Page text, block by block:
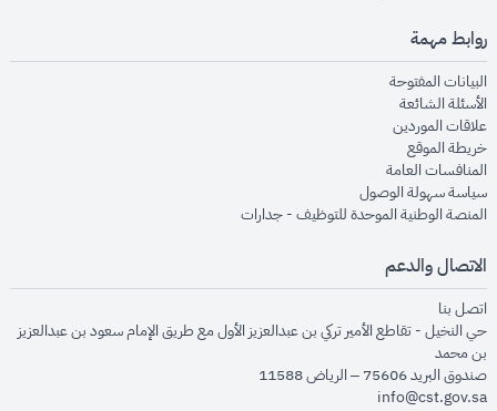
روابط مهمة
البيانات المفتوحةopens in new window
الأسئلة الشائعةopens in new window
علاقات الموردينopens in new window
خريطة الموقعopens in new window
المنافسات العامةopens in new window
سياسة سهولة الوصولopens in new window
المنصة الوطنية الموحدة للتوظيف - جداراتopens in new window
الاتصال والدعم
اتصل بنا
حي النخيل - تقاطع الأمير تركي بن عبدالعزيز الأول مع طريق الإمام سعود بن عبدالعزيز
بن محمد
صندوق البريد 75606 – الرياض 11588
info@cst.gov.sa